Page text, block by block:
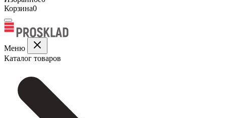
Корзина0
Меню
Каталог товаров